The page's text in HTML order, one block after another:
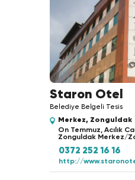
Staron Otel
Belediye Belgeli Tesis
Merkez, Zonguldak
On Temmuz, Acılık
Zonguldak Merkez/
0372 252 16 16
http://